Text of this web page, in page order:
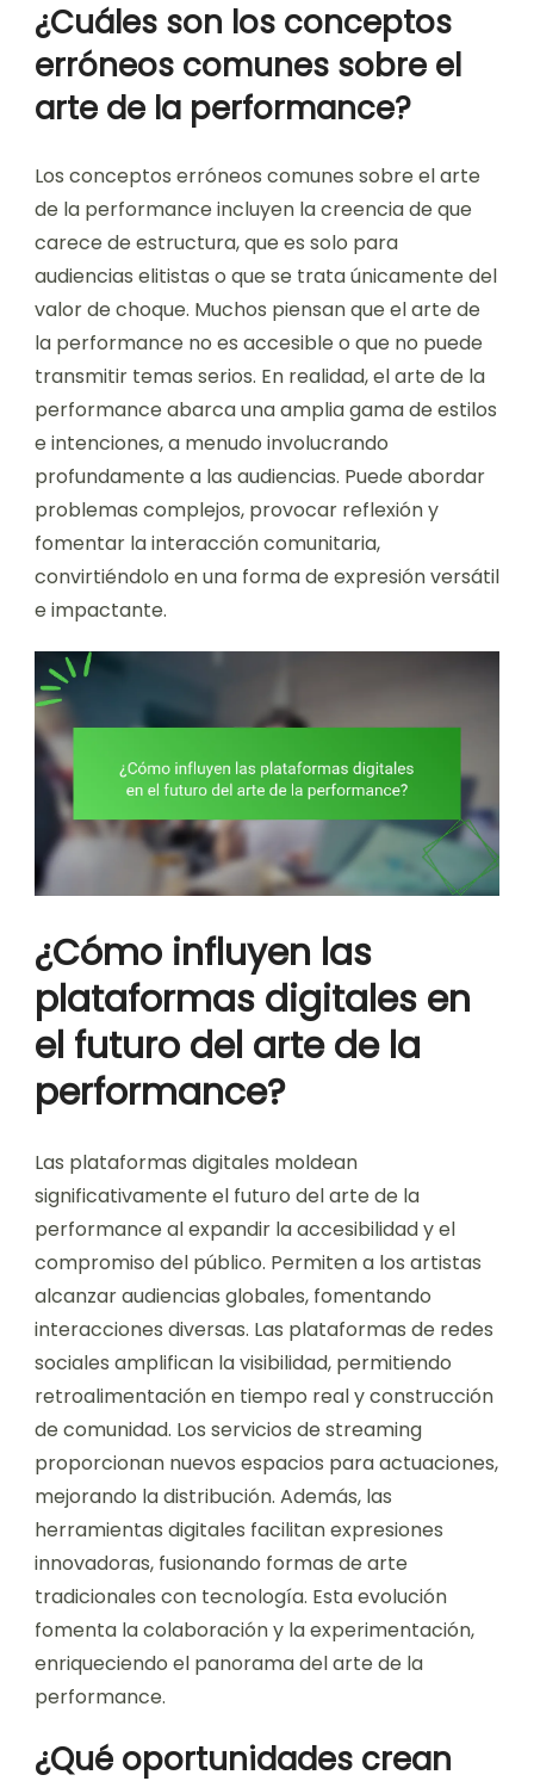
¿Cuáles son los conceptos
erróneos comunes sobre el
arte de la performance?
Los conceptos erróneos comunes sobre el arte
de la performance incluyen la creencia de que
carece de estructura, que es solo para
audiencias elitistas o que se trata únicamente del
valor de choque. Muchos piensan que el arte de
la performance no es accesible o que no puede
transmitir temas serios. En realidad, el arte de la
performance abarca una amplia gama de estilos
e intenciones, a menudo involucrando
profundamente a las audiencias. Puede abordar
problemas complejos, provocar reflexión y
fomentar la interacción comunitaria,
convirtiéndolo en una forma de expresión versátil
e impactante.
¿Cómo influyen las
plataformas digitales en
el futuro del arte de la
performance?
Las plataformas digitales moldean
significativamente el futuro del arte de la
performance al expandir la accesibilidad y el
compromiso del público. Permiten a los artistas
alcanzar audiencias globales, fomentando
interacciones diversas. Las plataformas de redes
sociales amplifican la visibilidad, permitiendo
retroalimentación en tiempo real y construcción
de comunidad. Los servicios de streaming
proporcionan nuevos espacios para actuaciones,
mejorando la distribución. Además, las
herramientas digitales facilitan expresiones
innovadoras, fusionando formas de arte
tradicionales con tecnología. Esta evolución
fomenta la colaboración y la experimentación,
enriqueciendo el panorama del arte de la
performance.
¿Qué oportunidades crean